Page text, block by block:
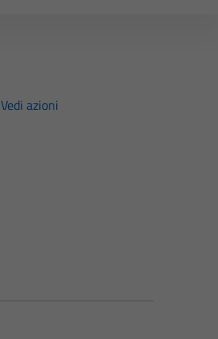
Vedi azioni